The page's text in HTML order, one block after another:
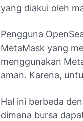
yang diakui oleh
Pengguna
MetaMask yang
menggunakan
aman. Karena,
Hal ini berbeda
dimana bursa